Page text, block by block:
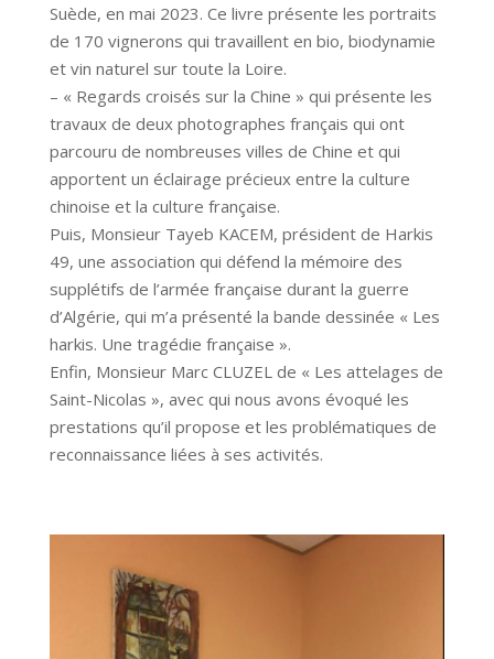
Suède, en mai 2023. Ce livre présente les portraits
de 170 vignerons qui travaillent en bio, biodynamie
et vin naturel sur toute la Loire.
– « Regards croisés sur la Chine » qui présente les
travaux de deux photographes français qui ont
parcouru de nombreuses villes de Chine et qui
apportent un éclairage précieux entre la culture
chinoise et la culture française.
Puis, Monsieur Tayeb KACEM, président de Harkis
49, une association qui défend la mémoire des
supplétifs de l’armée française durant la guerre
d’Algérie, qui m’a présenté la bande dessinée « Les
harkis. Une tragédie française ».
Enfin, Monsieur Marc CLUZEL de « Les attelages de
Saint-Nicolas », avec qui nous avons évoqué les
prestations qu’il propose et les problématiques de
reconnaissance liées à ses activités.